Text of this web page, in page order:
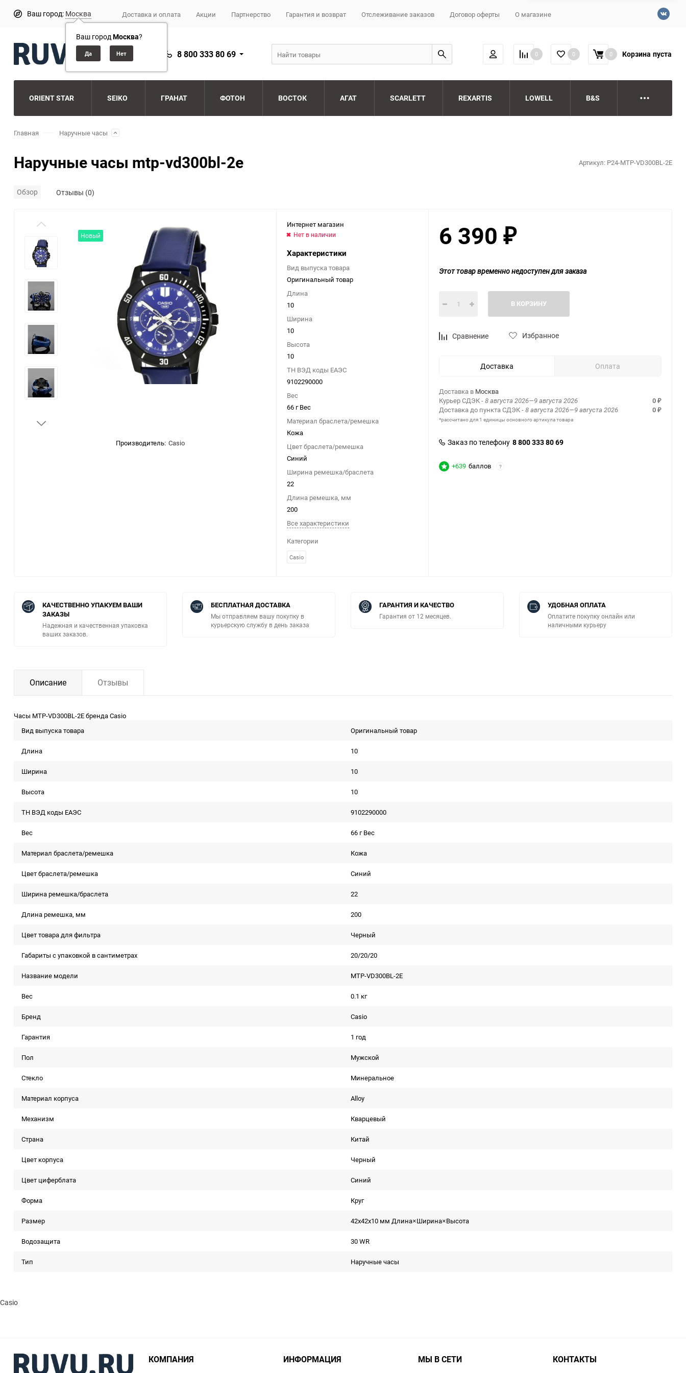
Ваш город: Москва
Ваш городМосква?
Доставка и оплата Акции Партнерство Гарантия и возврат Отслеживание заказов Договор оферты О магазине
8 800 333 80 69 0 0 0 Корзина пуста
ORIENT STAR SEIKO ГРАНАТ ФОТОН ВОСТОК АГАТ SCARLETT REXARTIS LOWELL B&S
Главная Наручные часы
Наручные часы mtp-vd300bl-2e Артикул: P24-MTP-VD300BL-2E
Обзор Отзывы (0)
Новый
Производитель: Casio
Интернет магазин
Нет в наличии
Характеристики
Вид выпуска товара
Оригинальный товар
Длина
10
Ширина
10
Высота
10
ТН ВЭД коды ЕАЭС
9102290000
Вес
66 г Вес
Материал браслета/ремешка
Кожа
Цвет браслета/ремешка
Синий
Ширина ремешка/браслета
22
Длина ремешка, мм
200
Все характеристики
Категории
Casio
6 390 ₽
Этот товар временно недоступен для заказа
В КОРЗИНУ
Сравнение Избранное
Доставка Оплата
Доставка в Москва
Курьер СДЭК- 8 августа 2026—9 августа 2026 0 ₽
Доставка до пункта СДЭК- 8 августа 2026—9 августа 2026 0 ₽
*рассчитано для 1 единицы основного артикула товара
Заказ по телефону 8 800 333 80 69
+639 баллов ?
КАЧЕСТВЕННО УПАКУЕМ ВАШИ
ЗАКАЗЫ
Надежная и качественная упаковка
ваших заказов.
БЕСПЛАТНАЯ ДОСТАВКА
Мы отправляем вашу покупку в
курьерскую службу в день заказа
ГАРАНТИЯ И КАЧЕСТВО
Гарантия от 12 месяцев.
УДОБНАЯ ОПЛАТА
Оплатите покупку онлайн или
наличными курьеру
Описание Отзывы
Часы MTP-VD300BL-2E бренда Casio
Вид выпуска товара
Оригинальный товар
Длина 10
Ширина 10
Высота 10
ТН ВЭД коды ЕАЭС 9102290000
Вес 66 г Вес
Материал браслета/ремешка Кожа
Цвет браслета/ремешка Синий
Ширина ремешка/браслета 22
Длина ремешка, мм 200
Цвет товара для фильтра Черный
Габариты с упаковкой в сантиметрах 20/20/20
Название модели MTP-VD300BL-2E
Вес 0.1 кг
Бренд Casio
Гарантия 1 год
Пол Мужской
Стекло Минеральное
Материал корпуса Alloy
Механизм Кварцевый
Страна Китай
Цвет корпуса Черный
Цвет циферблата Синий
Форма Круг
Размер 42x42x10 мм Длина×Ширина×Высота
Водозащита 30 WR
Тип Наручные часы
Casio
КОМПАНИЯ ИНФОРМАЦИЯ МЫ В СЕТИ КОНТАКТЫ